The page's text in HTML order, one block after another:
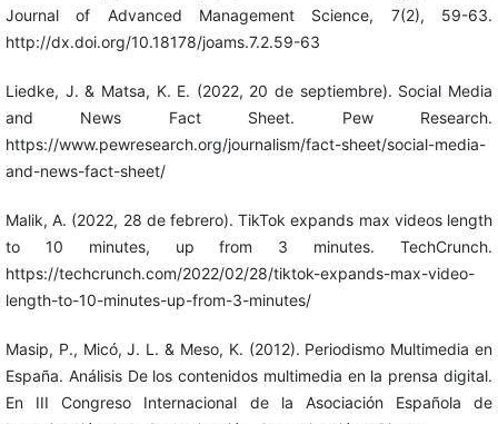
Journal of Advanced Management Science, 7(2), 59-63.
http://dx.doi.org/10.18178/joams.7.2.59-63
Liedke, J. & Matsa, K. E. (2022, 20 de septiembre). Social Media
and News Fact Sheet. Pew Research.
https://www.pewresearch.org/journalism/fact-sheet/social-media-
and-news-fact-sheet/
Malik, A. (2022, 28 de febrero). TikTok expands max videos length
to 10 minutes, up from 3 minutes. TechCrunch.
https://techcrunch.com/2022/02/28/tiktok-expands-max-video-
length-to-10-minutes-up-from-3-minutes/
Masip, P., Micó, J. L. & Meso, K. (2012). Periodismo Multimedia en
España. Análisis De los contenidos multimedia en la prensa digital.
En III Congreso Internacional de la Asociación Española de